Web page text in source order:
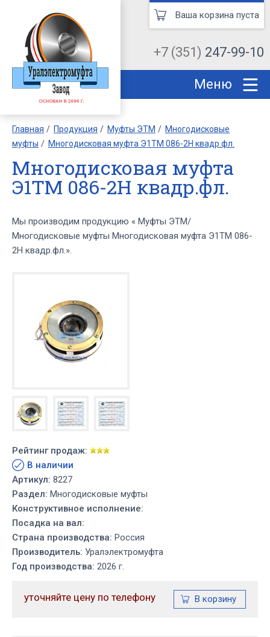
+7 (351) 247-99-10
Ваша корзина пуста
Меню
Главная Продукция Муфты ЭТМ
Многодисковые
муфты
Многодисковая муфта Э1ТМ 086-2Н квадр.фл.
Многодисковая муфта
Э1ТМ 086-2Н квадр.фл.
Мы производим продукцию « Муфты ЭТМ/
Многодисковые муфты Многодисковая муфта Э1ТМ 086-
2Н квадр.фл.».
Рейтинг продаж:
В наличии
Артикул: 8227
Раздел: Многодисковые муфты
Конструктивное исполнение:
Посадка на вал:
Страна производства: Россия
Производитель: Уралэлектромуфта
Год производства: 2026 г.
уточняйте цену по телефону